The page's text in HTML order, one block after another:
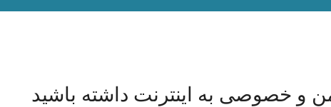
و خصوصی به اینترنت داشته باشید